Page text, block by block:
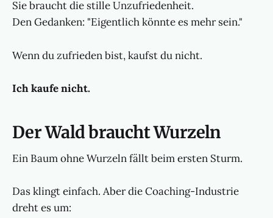
Sie braucht die stille Unzufriedenheit.
Den Gedanken: "Eigentlich könnte es mehr sein."
Wenn du zufrieden bist, kaufst du nicht.
Ich kaufe nicht.
Der Wald braucht Wurzeln
Ein Baum ohne Wurzeln fällt beim ersten Sturm.
Das klingt einfach. Aber die Coaching-Industrie
dreht es um: